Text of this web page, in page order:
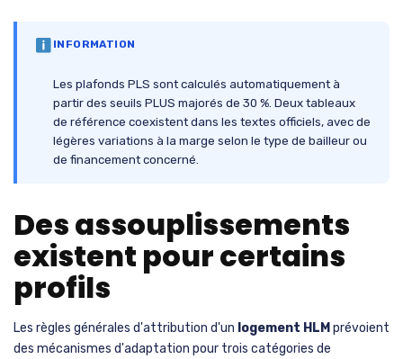
INFORMATION
Les plafonds PLS sont calculés automatiquement à
partir des seuils PLUS majorés de 30 %. Deux tableaux
de référence coexistent dans les textes officiels, avec de
légères variations à la marge selon le type de bailleur ou
de financement concerné.
Des assouplissements
existent pour certains
profils
Les règles générales d'attribution d'un logement HLM prévoient
des mécanismes d'adaptation pour trois catégories de